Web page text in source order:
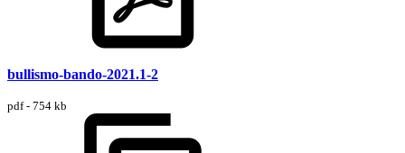
bullismo-bando-2021.1-2
pdf - 754 kb